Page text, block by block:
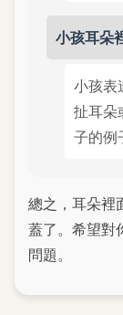
小孩耳朵
小孩表
扯耳朵
子的例
總之，耳朵裡
蓋了。希望對
問題。